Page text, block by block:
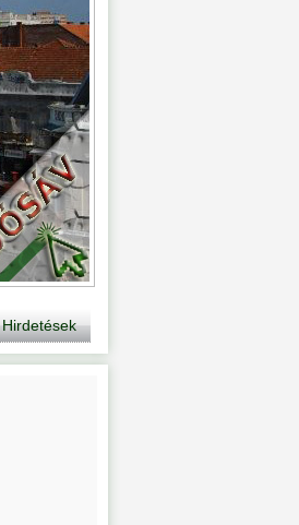
Hirdetések